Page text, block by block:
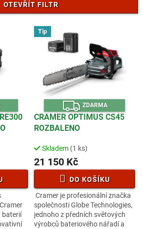
OTEVŘÍT FILTR
baterií
Tip
Z
D
A
R
M
ZDARMA
CRAMER OPTIMUS CS45
ROZBALENO
Skladem (1 ks)
21 150 Kč
DO KOŠÍKU
Cramer je profesionální značka
společnosti Globe Technologies,
jednoho z předních světových
výrobců bateriového nářadí a